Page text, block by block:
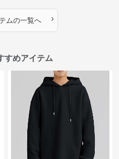
ムの一覧へ ›
すめアイテム